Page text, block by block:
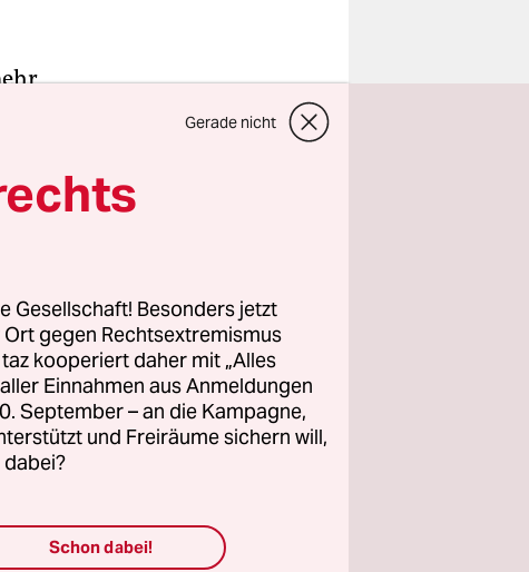
ihres
schwere
der
Details. Als
aus der
P. aufs
die
fand
Gerade nicht
Gesellschaft! Besonders jetzt
gegen Rechtsextremismus
kooperiert daher mit „Alles
Einnahmen aus Anmeldungen
September – an die Kampagne,
und Freiräume sichern will,
Schon dabei!